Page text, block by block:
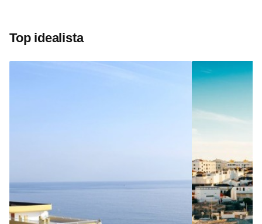
Top idealista